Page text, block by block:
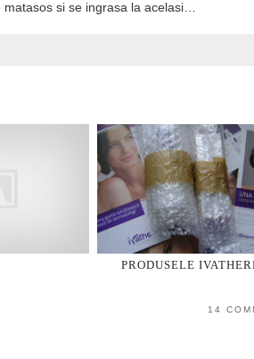
si se ingrasa la acelasi…
PRODUSELE
14